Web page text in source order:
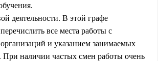
деятельности. В этой графе
все места работы с
и указанием занимаемых
При наличии частых смен работы очень